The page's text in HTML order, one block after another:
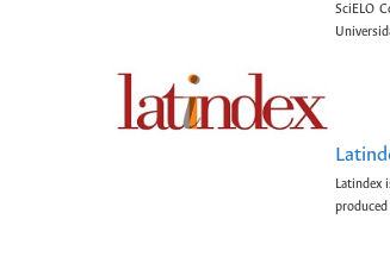
SciELO
Latindex